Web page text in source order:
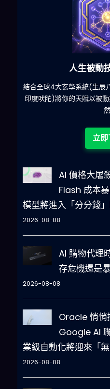
人生被動
結合全球4大玄學系統(生辰
印度吠陀)將你的天賦以被
立
AI 價格大屠
Flash 成本
模型將進入「分分錢
2026-08-08
AI 購物代理
存危機還是
2026-08-08
Oracle 悄悄
Google AI
業級自動化將迎來「
2026-08-08